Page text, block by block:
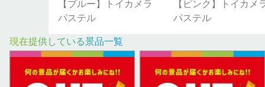
【ブルー】トイカメラ
パステル
【ピンク】トイカメ
パステル
現在提供している景品一覧